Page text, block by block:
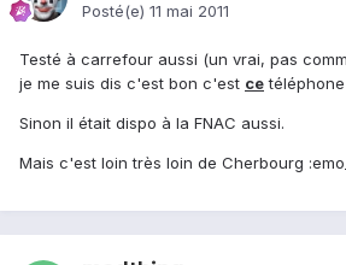
Posté(e) 11 mai 2011
Testé à carrefour aussi (un vrai, pas
je me suis dis c'est bon c'est ce
Sinon il était dispo à la FNAC aussi.
Mais c'est loin très loin de Cherbourg